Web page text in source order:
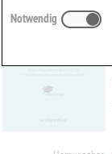
Notwendig